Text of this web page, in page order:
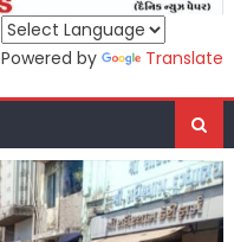
Powered by Translate